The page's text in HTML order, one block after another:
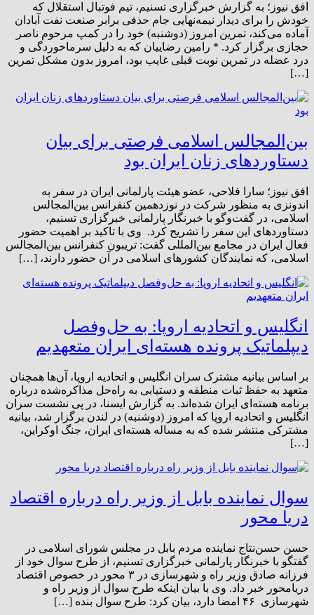
افق نیوز؛ به گزارش خبرگزاری تسنیم، تیم فوتبال استقلال که
خودش را برای دیدار نیمه‌نهایی جام حذفی برابر صنعت نفت آبادان
آماده می‌کند، تمرین امروز (دوشنبه) خود را در کمپ مرحوم ناصر
حجازی برگزار کرد. * رامین رضاییان که به دلیل سرماخوردگی و
درد عضله در تمرین نوبت قبلی غایب بود، امروز بدون مشکل تمرین
[…]
بین‌المجالس اسلامی فرصتی برای بیان
دستاوردهای زنان ایران بود
افق نیوز؛ سارا فلاحی، عضو هیئت پارلمانی ایران در سفر به
اندونزی به منظور شرکت در نوزدهمین کنفرانس بین‌المجالس
اسلامی، در گفت‌وگو با خبرنگار پارلمانی خبرگزاری تسنیم،
دستاوردهای این سفر را تشریح کرد. وی با تاکید بر اهمیت حضور
فعال ایران در مجامع بین‌المللی گفت: تریبون کنفرانس بین‌المجالس
اسلامی، که نمایندگان کشورهای اسلامی در آن حضور دارند، […]
انگلیس و اتحادیه اروپا: به حل‌وفصل
دیپلماتیک پرونده هسته‌ای ایران متعهدیم
بر اساس بیانیه مشترک سران انگلیس و اتحادیه اروپا، آن‌ها همچنان
متعهد به حفظ ثبات منطقه و دستیابی به راه‌حل مذاکره‌شده درباره
برنامه هسته‌ای ایران شده‌اند. به گزارش ایسنا، در پی نشست سران
انگلیس و اتحادیه اروپا که امروز (دوشنبه) در لندن برگزار شد، بیانیه
مشترکی منتشر شده که به مساله هسته‌ای ایران، جنگ اوکراین،
[…]
سوال نماینده بابل از وزیر راه درباره اقتصاد
دریا محور
حسن حسن‌نتاج نماینده مردم بابل در مجلس شورای اسلامی در
گفتگو با خبرنگار پارلمانی خبرگزاری تسنیم، از طرح سوال خود از
فرزانه صادق وزیر راه و شهرسازی در ۳ محور در خصوص اقتصاد
دریامحور خبر داد. وی با بیان اینکه طرح سوال از وزیر راه و
شهرسازی ۴۶ امضا دارد، بیان کرد: طرح سوال بنده […]